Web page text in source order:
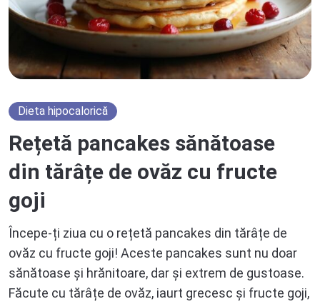
Dieta hipocalorică
Rețetă pancakes sănătoase
din tărâțe de ovăz cu fructe
goji
Începe-ți ziua cu o rețetă pancakes din tărâțe de
ovăz cu fructe goji! Aceste pancakes sunt nu doar
sănătoase și hrănitoare, dar și extrem de gustoase.
Făcute cu tărâțe de ovăz, iaurt grecesc și fructe goji,